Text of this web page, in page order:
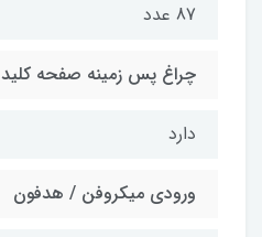
87 عدد
چراغ‌ پس زمينه صفحه کليد
دارد
ورودي ميکروفن / هدفون